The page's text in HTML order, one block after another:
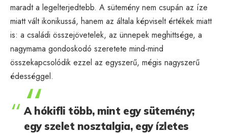
maradt a legelterjedtebb. A sütemény nem csupán az íze
miatt vált ikonikussá, hanem az általa képviselt értékek miatt
is: a családi összejövetelek, az ünnepek meghittsége, a
nagymama gondoskodó szeretete mind-mind
összekapcsolódik ezzel az egyszerű, mégis nagyszerű
édességgel.
A hókifli több, mint egy sütemény;
egy szelet nosztalgia, egy ízletes